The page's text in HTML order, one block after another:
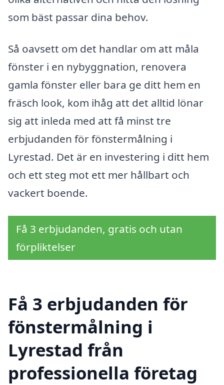
som bäst passar dina behov.
Så oavsett om det handlar om att måla
fönster i en nybyggnation, renovera
gamla fönster eller bara ge ditt hem en
fräsch look, kom ihåg att det alltid lönar
sig att inleda med att få minst tre
erbjudanden för fönstermålning i
Lyrestad. Det är en investering i ditt hem
och ett steg mot ett mer hållbart och
vackert boende.
Få 3 erbjudanden, gratis och utan
förpliktelser
Få 3 erbjudanden för
fönstermålning i
Lyrestad från
professionella företag